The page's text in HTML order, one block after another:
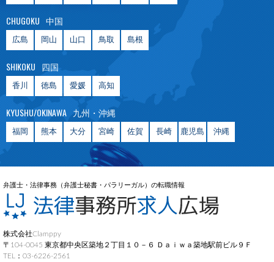
CHUGOKU 中国
広島 岡山 山口 鳥取 島根
SHIKOKU 四国
香川 徳島 愛媛 高知
KYUSHU/OKINAWA 九州・沖縄
福岡 熊本 大分 宮崎 佐賀 長崎 鹿児島 沖縄
弁護士・法律事務（弁護士秘書・パラリーガル）の転職情報
株式会社Clamppy
〒104-0045 東京都中央区築地２丁目１０－６ Ｄａｉｗａ築地駅前ビル９Ｆ
TEL：03-6226-2561